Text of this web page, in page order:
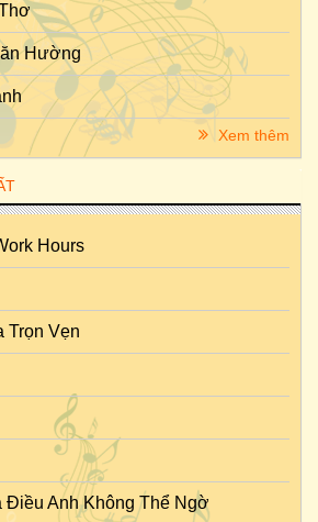
Hường
Xem thêm
Hours
Trọn Vẹn
Điều Anh Không Thể Ngờ